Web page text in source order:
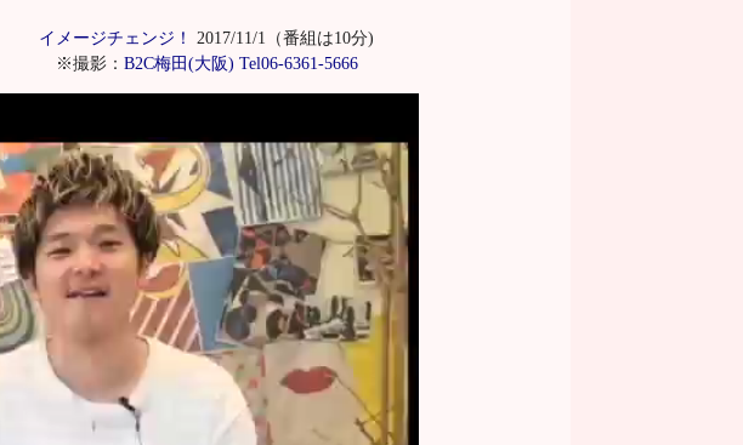
イメージチェンジ！
2017/11/1（番組は10分)
※撮影： B2C梅田(大阪) Tel06-6361-5666